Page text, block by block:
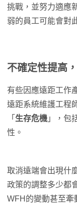
挑戰，並努力適應
弱的員工可能會對
不確定性提高
有些因應遠距工作
遠距系統維護工程
「 生存危機 」，包
性。
取消遠端會出現什
政策的調整多少都
WFH的變動甚至牽